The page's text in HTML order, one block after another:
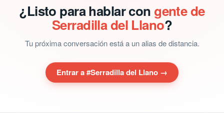
¿Listo para hablar con gente de
Serradilla del Llano?
Tu próxima conversación está a un alias de distancia.
Entrar a #Serradilla del Llano →